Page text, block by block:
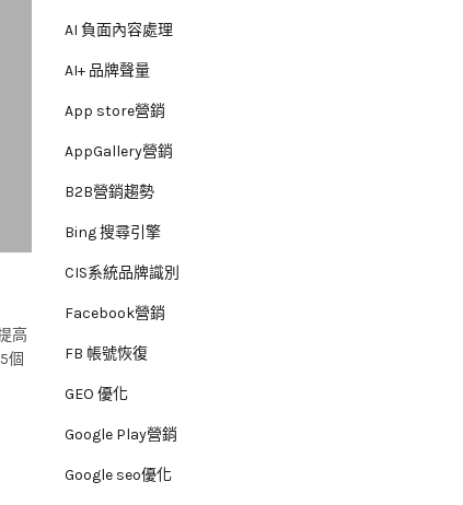
AI 負面內容處理
AI+ 品牌聲量
App store營銷
AppGallery營銷
B2B營銷趨勢
Bing 搜尋引擎
CIS系統品牌識別
Facebook營銷
FB 帳號恢復
GEO 優化
Google Play營銷
Google seo優化